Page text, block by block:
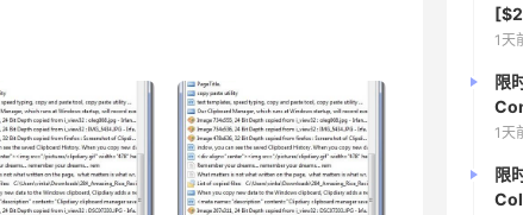
1天
限
1天
限